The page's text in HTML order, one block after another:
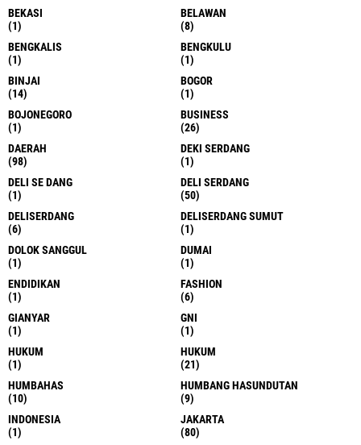
BEKASI
(1)
BELAWAN
(8)
BENGKALIS
(1)
BENGKULU
(1)
BINJAI
(14)
BOGOR
(1)
BOJONEGORO
(1)
BUSINESS
(26)
DAERAH
(98)
DEKI SERDANG
(1)
DELI SE DANG
(1)
DELI SERDANG
(50)
DELISERDANG
(6)
DELISERDANG SUMUT
(1)
DOLOK SANGGUL
(1)
DUMAI
(1)
ENDIDIKAN
(1)
FASHION
(6)
GIANYAR
(1)
GNI
(1)
HUKUM
(1)
HUKUM
(21)
HUMBAHAS
(10)
HUMBANG HASUNDUTAN
(9)
INDONESIA
(1)
JAKARTA
(80)